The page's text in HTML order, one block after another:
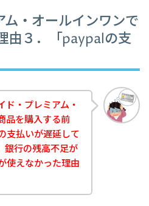
・オールインワンで
由３．「paypalの支
ド・プレミアム・
品を購入する前
支払いが遅延して
銀行の残高不足が
使えなかった理由